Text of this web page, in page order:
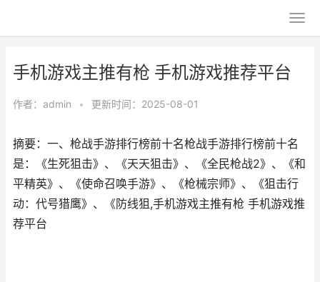
手机游戏主推有枪 手机游戏推荐平台
作者： admin • 更新时间：2025-08-01
摘要：一、枪战手游排行榜前十名枪战手游排行榜前十名
是：《生死狙击》、《天天狙击》、《全民枪战2》、《和
平精英》、《使命召唤手游》、《枪械宗师》、《狙击行
动：代号猎鹰》、《防线狙,手机游戏主推有枪 手机游戏推
荐平台